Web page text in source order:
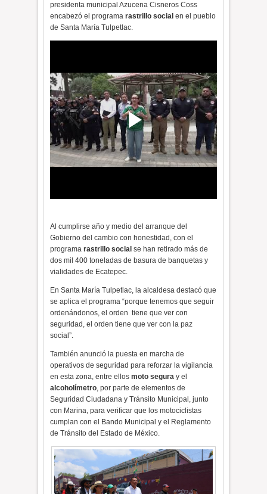
presidenta municipal Azucena Cisneros Coss
encabezó el programarastrillo socialen el pueblo
de Santa María Tulpetlac.
Al cumplirse año y medio del arranque del
Gobierno del cambio con honestidad, con el
programarastrillo socialse han retirado más de
dos mil 400 toneladas de basura de banquetas y
vialidades de Ecatepec.
En Santa María Tulpetlac, la alcaldesa destacó que
se aplica el programa “porque tenemos que seguir
ordenándonos, el orden tiene que ver con
seguridad, el orden tiene que ver con la paz
social”.
También anunció la puesta en marcha de
operativos de seguridad para reforzar la vigilancia
en esta zona, entre ellosmoto segura y el
alcoholímetro, por parte de elementos de
Seguridad Ciudadana y Tránsito Municipal, junto
con Marina, para verificar que los motociclistas
cumplan con el Bando Municipal y el Reglamento
de Tránsito del Estado de México.